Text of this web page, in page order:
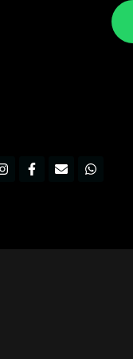
InstagramFacebook-
f
Envelope